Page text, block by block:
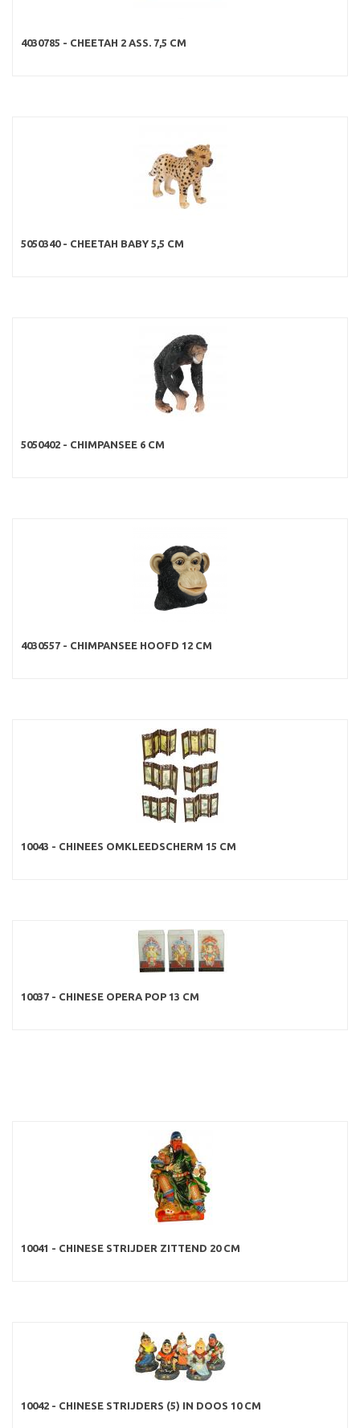
4030785 - CHEETAH 2 ASS. 7,5 CM
5050340 - CHEETAH BABY 5,5 CM
5050402 - CHIMPANSEE 6 CM
4030557 - CHIMPANSEE HOOFD 12 CM
10043 - CHINEES OMKLEEDSCHERM 15 CM
10037 - CHINESE OPERA POP 13 CM
10041 - CHINESE STRIJDER ZITTEND 20 CM
10042 - CHINESE STRIJDERS (5) IN DOOS 10 CM